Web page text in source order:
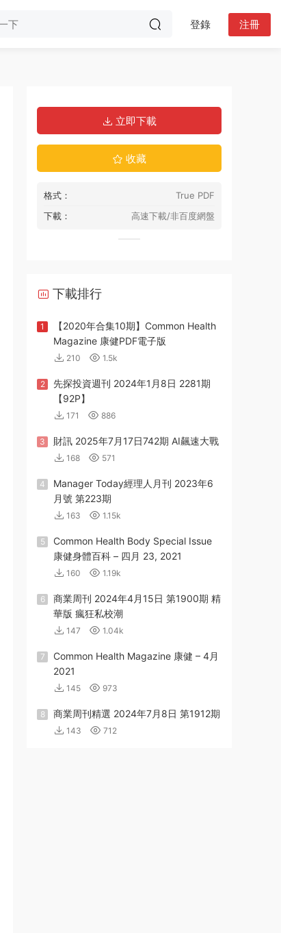
登錄 注冊
立即下載
收藏
格式：
True PDF
下載：
高速下載/非百度網盤
下載排行
1
【2020年合集10期】Common Health
Magazine 康健PDF電子版
210 1.5k
2
先探投資週刊 2024年1月8日 2281期
【92P】
171 886
3 財訊 2025年7月17日742期 AI飆速大戰
168 571
4
Manager Today經理人月刊 2023年6
月號 第223期
163 1.15k
5
Common Health Body Special Issue
康健身體百科 – 四月 23, 2021
160 1.19k
6
商業周刊 2024年4月15日 第1900期 精
華版 瘋狂私校潮
147 1.04k
7
Common Health Magazine 康健 – 4月
2021
145 973
8 商業周刊精選 2024年7月8日 第1912期
143 712